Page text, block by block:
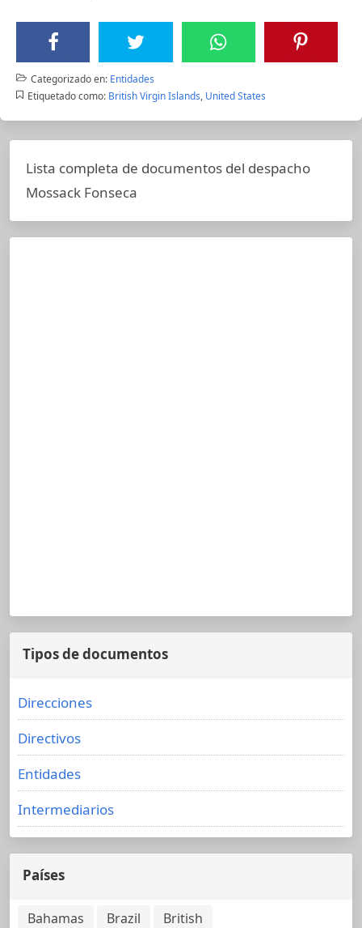
Categorizado en: Entidades
Etiquetado como: British Virgin Islands, United States
Lista completa de documentos del despacho
Mossack Fonseca
Tipos de documentos
Direcciones
Directivos
Entidades
Intermediarios
Países
Bahamas Brazil
British